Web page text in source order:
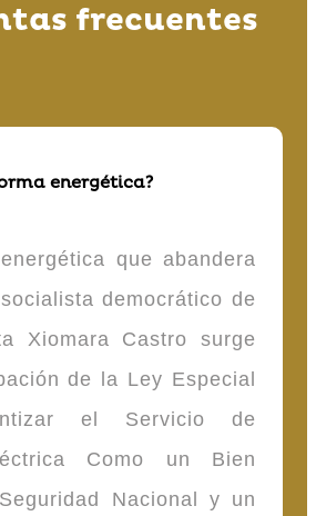
frecuentes
energética?
que abandera
democrático de
Xiomara Castro surge
de la Ley Especial
el Servicio de
Como un Bien
Nacional y un